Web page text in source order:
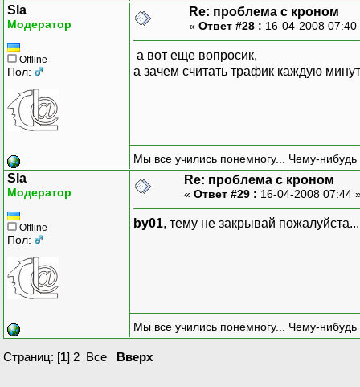
Sla
Модератор
Offline
Пол:
Re: проблема с кроном
« Ответ #28 : 16-04-2008
а вот еще вопросик,
а зачем считать трафик каждую
Мы все учились понемногу... Чему-нибудь
Sla
Модератор
Offline
Пол:
Re: проблема с кроном
« Ответ #29 : 16-04-2008 07:44
by01, тему не закрывай
Мы все учились понемногу... Чему-нибудь
Страниц: [1] 2 Все Вверх